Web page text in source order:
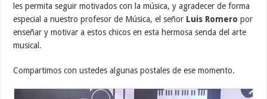
les permita seguir motivados con la música, y agradecer de forma
especial a nuestro profesor de Música, el señor Luis Romero por
enseñar y motivar a estos chicos en esta hermosa senda del arte
musical.
Compartimos con ustedes algunas postales de ese momento.